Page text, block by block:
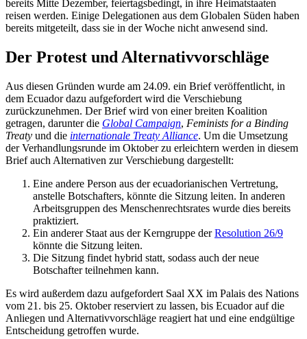
bereits Mitte Dezember, feiertagsbedingt, in ihre Heimatstaaten
reisen werden. Einige Delegationen aus dem Globalen Süden haben
bereits mitgeteilt, dass sie in der Woche nicht anwesend sind.
Der Protest und Alternativvorschläge
Aus diesen Gründen wurde am 24.09. ein Brief veröffentlicht, in
dem Ecuador dazu aufgefordert wird die Verschiebung
zurückzunehmen. Der Brief wird von einer breiten Koalition
getragen, darunter die Global Campaign, Feminists for a Binding
Treaty und die internationale Treaty Alliance. Um die Umsetzung
der Verhandlungsrunde im Oktober zu erleichtern werden in diesem
Brief auch Alternativen zur Verschiebung dargestellt:
Eine andere Person aus der ecuadorianischen Vertretung,
anstelle Botschafters, könnte die Sitzung leiten. In anderen
Arbeitsgruppen des Menschenrechtsrates wurde dies bereits
praktiziert.
Ein anderer Staat aus der Kerngruppe derResolution 26/9
könnte die Sitzung leiten.
Die Sitzung findet hybrid statt, sodass auch der neue
Botschafter teilnehmen kann.
Es wird außerdem dazu aufgefordert Saal XX im Palais des Nations
vom 21. bis 25. Oktober reserviert zu lassen, bis Ecuador auf die
Anliegen und Alternativvorschläge reagiert hat und eine endgültige
Entscheidung getroffen wurde.